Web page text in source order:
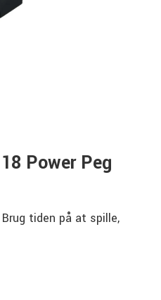
Power Peg
tiden på at spille,